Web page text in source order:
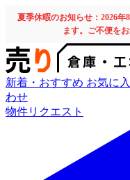
夏季休暇のお知らせ：2026
ます。ご不便を
新着・おすすめ お気に
わせ
物件リクエスト